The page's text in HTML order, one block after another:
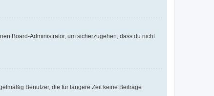
Board-Administrator, um sicherzugehen, dass du nicht
Benutzer, die für längere Zeit keine Beiträge